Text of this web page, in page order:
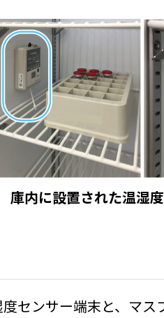
庫内に設置された温湿
センサー端末と、マス